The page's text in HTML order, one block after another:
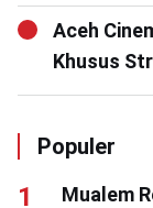
Aceh
Khusus
Populer
Mualem